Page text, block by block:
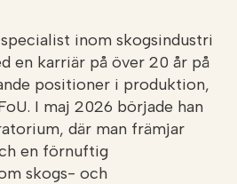
inom skogsindustri
en karriär på över 20 år på
positioner i produktion,
I maj 2026 började han
där man främjar
en förnuftig
skogs- och